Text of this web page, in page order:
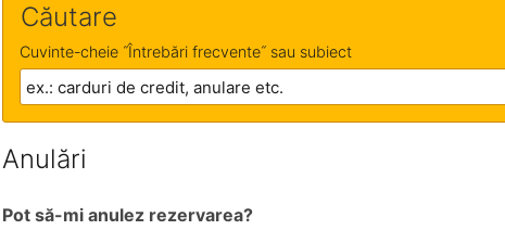
Căutare
Cuvinte-cheie ˝Întrebări frecvente˝ sau subiect
Anulări
Pot să-mi anulez rezervarea?